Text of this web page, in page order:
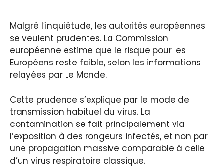
Malgré l’inquiétude, les autorités européennes
se veulent prudentes. La Commission
européenne estime que le risque pour les
Européens reste faible, selon les informations
relayées par Le Monde.
Cette prudence s’explique par le mode de
transmission habituel du virus. La
contamination se fait principalement via
l’exposition à des rongeurs infectés, et non par
une propagation massive comparable à celle
d’un virus respiratoire classique.